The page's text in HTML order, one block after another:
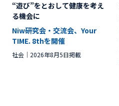
“遊び”をとおして健康を考え
る機会に
Niw研究会・交流会、Your
TIME. 8thを開催
社会 2026年8月5日掲載